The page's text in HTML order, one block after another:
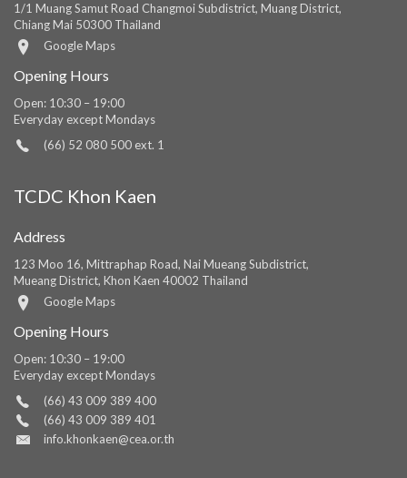
1/1 Muang Samut Road Changmoi Subdistrict, Muang District,
Chiang Mai 50300 Thailand
Google Maps
Opening Hours
Open: 10:30 – 19:00
Everyday except Mondays
(66) 52 080 500 ext. 1
TCDC Khon Kaen
Address
123 Moo 16, Mittraphap Road, Nai Mueang Subdistrict,
Mueang District, Khon Kaen 40002 Thailand
Google Maps
Opening Hours
Open: 10:30 – 19:00
Everyday except Mondays
(66) 43 009 389 400
(66) 43 009 389 401
info.khonkaen@cea.or.th